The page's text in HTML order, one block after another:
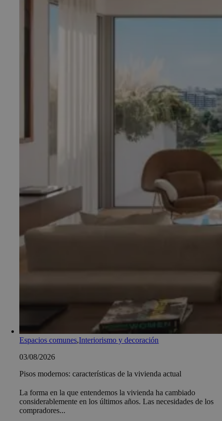
Espacios comunes,Interiorismo y decoración
03/08/2026
Pisos modernos: características de la vivienda actual
La forma en la que entendemos la vivienda ha cambiado
considerablemente en los últimos años. Las necesidades de los
compradores...